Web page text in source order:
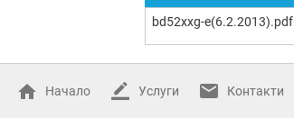
bd52xxg-e(6.2.2013).pdf
Начало Услуги Контакти